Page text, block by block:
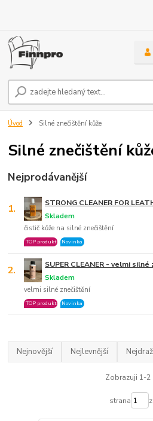
Úvod Silné znečištění kůže
Silné znečištění
Nejprodávanější
1. STRONG CLEANER FOR
čistič kůže na silné znečištění
Skladem
TOP produkt Novinka
2. SUPER CLEANER - velmi
velmi silné znečištění
Skladem
TOP produkt Novinka
Nejnovější Nejlevnější
Zobrazuji 1-2
strana